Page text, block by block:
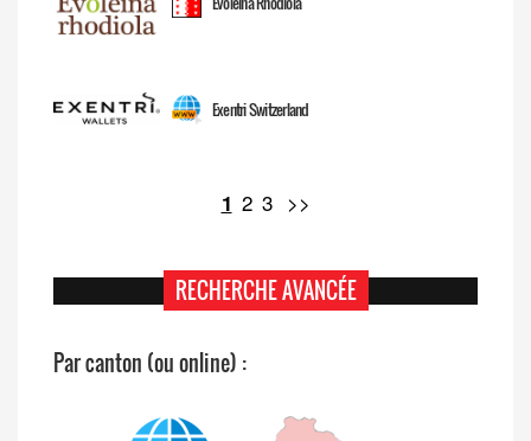
Exentri Switzerland
1 2 3 >>
RECHERCHE AVANCÉE
Par canton (ou online) :